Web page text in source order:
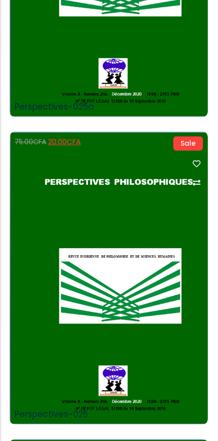
Perspectives-025a
Sale
75.00CFA 20.00CFA
Perspectives-025
Add to Cart